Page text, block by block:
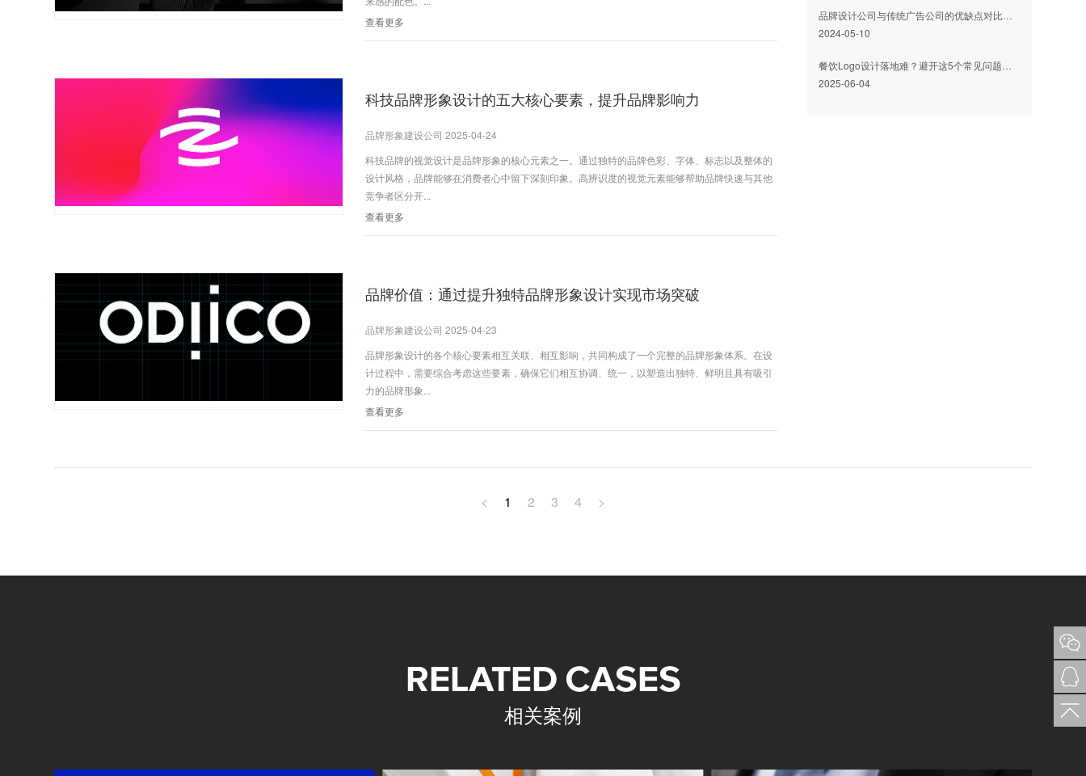
查看更多
科技品牌形象设计的五大核心要素，提升品牌影响力
品牌形象建设公司 2025-04-24
科技品牌的视觉设计是品牌形象的核心元素之一。通过独特的品牌色彩、字体、标志以及整体的
设计风格，品牌能够在消费者心中留下深刻印象。高辨识度的视觉元素能够帮助品牌快速与其他
竞争者区分开...
查看更多
品牌价值：通过提升独特品牌形象设计实现市场突破
品牌形象建设公司 2025-04-23
品牌形象设计的各个核心要素相互关联、相互影响，共同构成了一个完整的品牌形象体系。在设
计过程中，需要综合考虑这些要素，确保它们相互协调、统一，以塑造出独特、鲜明且具有吸引
力的品牌形象...
查看更多
品牌设计公司与传统广告公司的优缺点对比及应用场景
2024-05-10
餐饮Logo设计落地难？避开这5个常见问题，让品牌形象鲜活起来
2025-06-04
< 1 2 3 4 >
RELATED CASES
相关案例